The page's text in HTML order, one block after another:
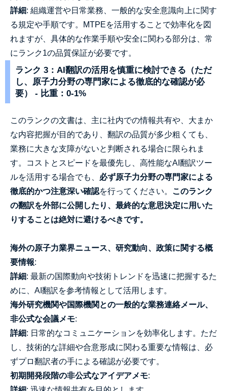
詳細: 組織運営や日常業務、一般的な安全意識向上に関す
る規定や手順です。MTPEを活用することで効率化を図
れますが、具体的な作業手順や安全に関わる部分は、常
にランク1の品質保証が必要です。
ランク 3：AI翻訳の活用を慎重に検討できる（ただ
し、原子力分野の専門家による徹底的な確認が必
要） - 比重：0-1%
このランクの文書は、主に社内での情報共有や、大まか
な内容把握が目的であり、翻訳の品質が多少粗くても、
業務に大きな支障がないと判断される場合に限られま
す。コストとスピードを最優先し、高性能なAI翻訳ツー
ルを活用する場合でも、 必ず原子力分野の専門家による
徹底的かつ注意深い確認を行ってください。 このランク
の翻訳を外部に公開したり、最終的な意思決定に用いた
りすることは絶対に避けるべきです。
海外の原子力業界ニュース、研究動向、政策に関する概
要情報:
詳細: 最新の国際動向や技術トレンドを迅速に把握するた
めに、AI翻訳を参考情報として活用します。
海外研究機関や国際機関との一般的な業務連絡メール、
非公式な会議メモ:
詳細: 日常的なコミュニケーションを効率化します。ただ
し、技術的な詳細や合意形成に関わる重要な情報は、必
ずプロ翻訳者の手による確認が必要です。
初期開発段階の非公式なアイデアメモ: